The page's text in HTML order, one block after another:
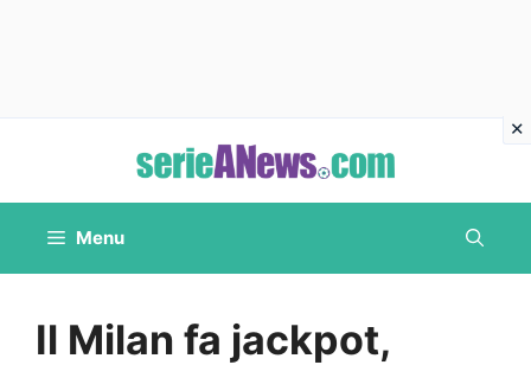
contenuto
Menu
Il Milan fa jackpot,